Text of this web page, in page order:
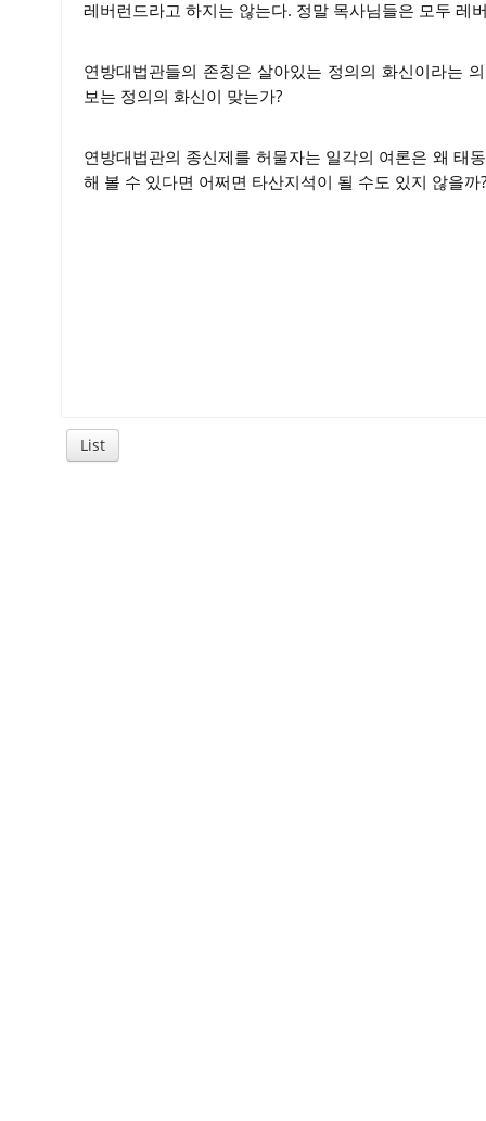
레버런드라고 하지는 않는다. 정말 목사님들은 모두 레
연방대법관들의 존칭은 살아있는 정의의 화신이라는
보는 정의의 화신이 맞는가?
연방대법관의 종신제를 허물자는 일각의 여론은 왜 태
해 볼 수 있다면 어쩌면 타산지석이 될 수도 있지 않을까?
List